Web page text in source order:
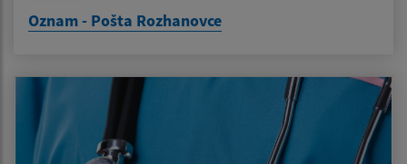
Oznam - Pošta Rozhanovce